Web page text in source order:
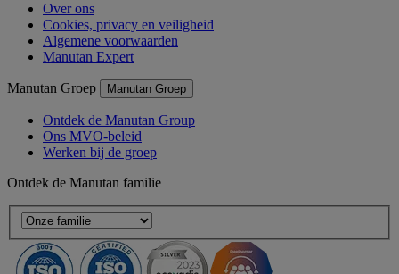
Over ons
Cookies, privacy en veiligheid
Algemene voorwaarden
Manutan Expert
Manutan Groep Manutan Groep
Ontdek de Manutan Group
Ons MVO-beleid
Werken bij de groep
Ontdek de Manutan familie